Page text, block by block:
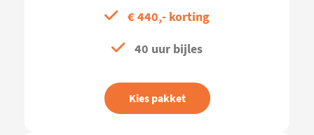
€ 440,- korting
40 uur bijles
Kies pakket